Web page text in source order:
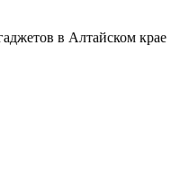
в Алтайском крае